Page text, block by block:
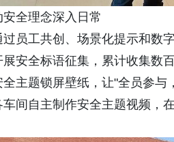
全理念深入日常
员工共创、场景化提示和数
安全标语征集，累计收集数
主题锁屏壁纸，让"全员参
间自主制作安全主题视频，